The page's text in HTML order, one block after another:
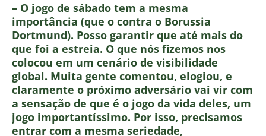
– O jogo de sábado tem a mesma
importância (que o contra o Borussia
Dortmund). Posso garantir que até mais do
que foi a estreia. O que nós fizemos nos
colocou em um cenário de visibilidade
global. Muita gente comentou, elogiou, e
claramente o próximo adversário vai vir com
a sensação de que é o jogo da vida deles, um
jogo importantíssimo. Por isso, precisamos
entrar com a mesma seriedade,